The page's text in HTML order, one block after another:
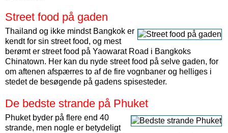
Street food på gaden
Thailand og ikke mindst Bangkok er
kendt for sin street food, og mest
berømt er street food på Yaowarat Road i Bangkoks
Chinatown. Her kan du nyde street food på selve gaden, for
om aftenen afspærres to af de fire vognbaner og helliges i
stedet de besøgende på gadens spisesteder.
De bedste strande på Phuket
Phuket byder på flere end 40
strande, men nogle er betydeligt